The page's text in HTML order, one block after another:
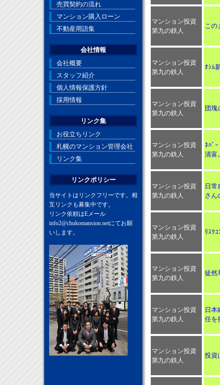
マンション投資
第九の鉄人
この
マンション投資
第九の鉄人
ｵｼﾑ
マンション投資
第九の鉄人
団塊
マンション投資
第九の鉄人
ﾈﾊﾞｰ
清富
マンション投資
第九の鉄人
日
さん
マンション投資
第九の鉄人
ﾘｽｸ
マンション投資
第九の鉄人
徒然
マンション投資
第九の鉄人
日
任を
マンション投資
第九の鉄人
投資
売買契約の流れ
マンション購入ローン
不動産用語集
会社情報
会社概要
スタッフ紹介
個人情報保護方針
採用情報
リンク集
お役立ちリンク
札幌のマンション管理会社
リンク集
リンクポリシー
当サイトはリンクフリーです。相
互リンクも募集中です。
リンク依頼はEメール
info2@chukomansion.netにてお願
いします。